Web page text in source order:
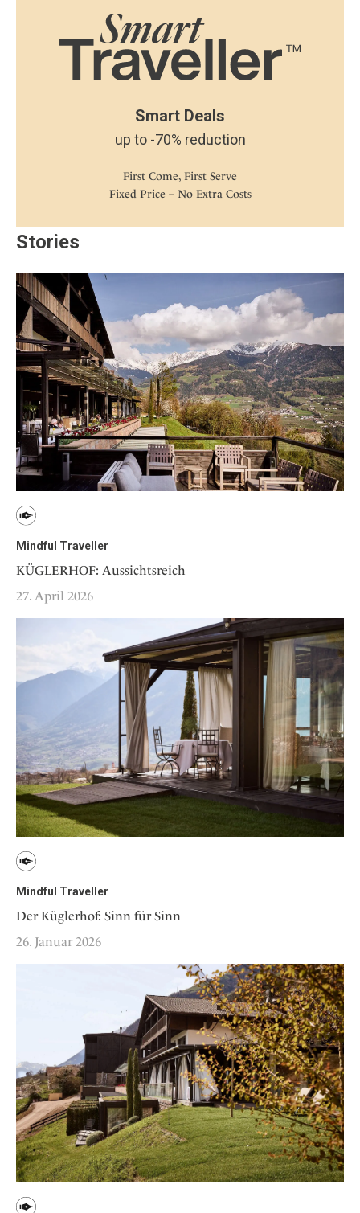
Smart Deals
up to -70% reduction
First Come, First Serve
Fixed Price – No Extra Costs
Stories
Mindful Traveller
KÜGLERHOF: Aussichtsreich
27. April 2026
Mindful Traveller
Der Küglerhof: Sinn für Sinn
26. Januar 2026